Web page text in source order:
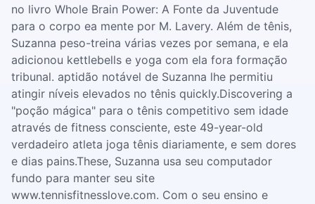
no livro Whole Brain Power: A Fonte da Juventude
para o corpo ea mente por M. Lavery. Além de tênis,
Suzanna peso-treina várias vezes por semana, e ela
adicionou kettlebells e yoga com ela fora formação
tribunal. aptidão notável de Suzanna lhe permitiu
atingir níveis elevados no tênis quickly.Discovering a
"poção mágica" para o tênis competitivo sem idade
através de fitness consciente, este 49-year-old
verdadeiro atleta joga tênis diariamente, e sem dores
e dias pains.These, Suzanna usa seu computador
fundo para manter seu site
www.tennisfitnesslove.com. Com o seu ensino e